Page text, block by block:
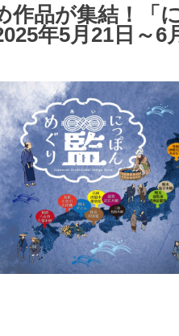
作品が集結！「
年5月21日～6